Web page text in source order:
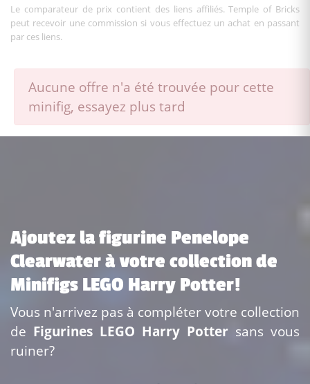
Le comparateur de prix contient des liens affiliés. Temple of Bricks
peut recevoir une commission si vous effectuez un achat en passant
par ces liens.
Aucune offre n'a été trouvée pour cette
minifig, essayez plus tard
Ajoutez la figurine Penelope
Clearwater à votre collection de
Minifigs LEGO Harry Potter!
Vous n'arrivez pas à compléter votre collection
de Figurines LEGO Harry Potter sans vous
ruiner?